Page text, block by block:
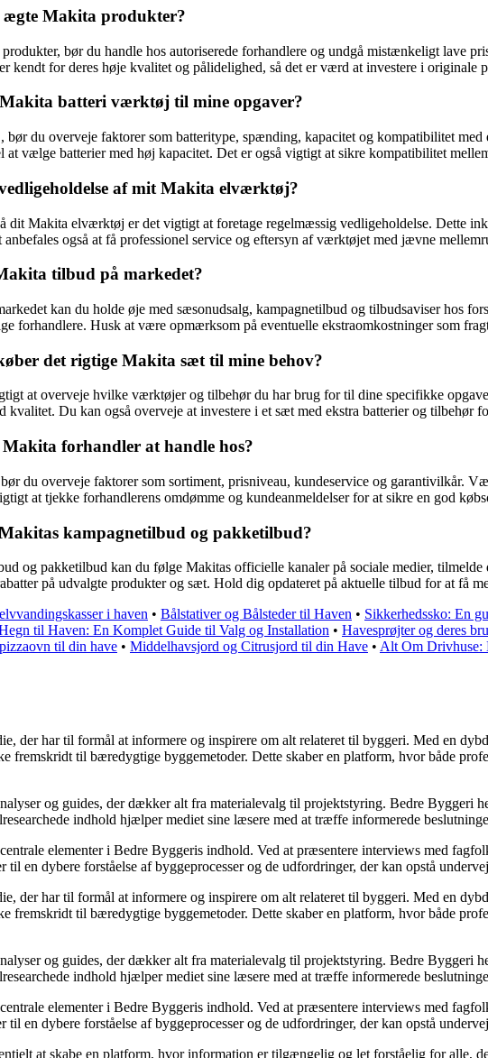
ægte Makita produkter?
bør du handle hos autoriserede forhandlere og undgå mistænkeligt lave
kendt for deres høje kvalitet og pålidelighed, så det er værd at investere i originale
batteri værktøj til mine opgaver?
du overveje faktorer som batteritype, spænding, kapacitet og kompatibilitet
at vælge batterier med høj kapacitet. Det er også vigtigt at sikre kompatibilitet
af mit Makita elværktøj?
dit Makita elværktøj er det vigtigt at foretage regelmæssig vedligeholdelse. Dette
også at få professionel service og eftersyn af værktøjet med jævne
tilbud på markedet?
kan du holde øje med sæsonudsalg, kampagnetilbud og tilbudsaviser hos
forhandlere. Husk at være opmærksom på eventuelle ekstraomkostninger som
det rigtige Makita sæt til mine behov?
at overveje hvilke værktøjer og tilbehør du har brug for til dine specifikke
Du kan også overveje at investere i et sæt med ekstra batterier og tilbehør
forhandler at handle hos?
du overveje faktorer som sortiment, prisniveau, kundeservice og garantivilkår.
at tjekke forhandlerens omdømme og kundeanmeldelser for at sikre en god
kampagnetilbud og pakketilbud?
og pakketilbud kan du følge Makitas officielle kanaler på sociale medier,
på udvalgte produkter og sæt. Hold dig opdateret på aktuelle tilbud for at få
i haven • Bålstativer og Bålsteder til Haven • Sikkerhedssko: En
til Haven: En Komplet Guide til Valg og Installation • Havesprøjter og deres
til din have • Middelhavsjord og Citrusjord til din Have • Alt Om Drivhuse:
der har til formål at informere og inspirere om alt relateret til byggeri. Med en
fremskridt til bæredygtige byggemetoder. Dette skaber en platform, hvor både
og guides, der dækker alt fra materialevalg til projektstyring. Bedre Byggeri
indhold hjælper mediet sine læsere med at træffe informerede
elementer i Bedre Byggeris indhold. Ved at præsentere interviews med
til en dybere forståelse af byggeprocesser og de udfordringer, der kan opstå
der har til formål at informere og inspirere om alt relateret til byggeri. Med en
fremskridt til bæredygtige byggemetoder. Dette skaber en platform, hvor både
og guides, der dækker alt fra materialevalg til projektstyring. Bedre Byggeri
indhold hjælper mediet sine læsere med at træffe informerede
elementer i Bedre Byggeris indhold. Ved at præsentere interviews med
til en dybere forståelse af byggeprocesser og de udfordringer, der kan opstå
at skabe en platform, hvor information er tilgængelig og let forståelig for alle,